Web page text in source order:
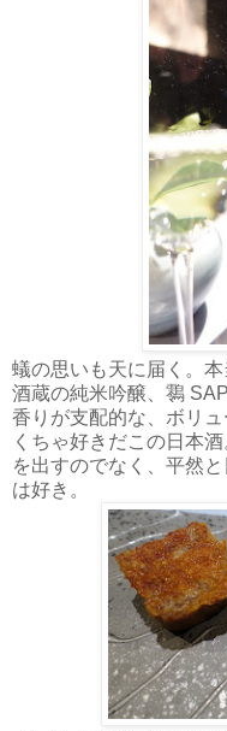
蟻の思いも天に届く。
酒蔵の純米吟醸、䴇
香りが支配的な、ボリ
くちゃ好きだこの日本
を出すのでなく、平然
は好き。